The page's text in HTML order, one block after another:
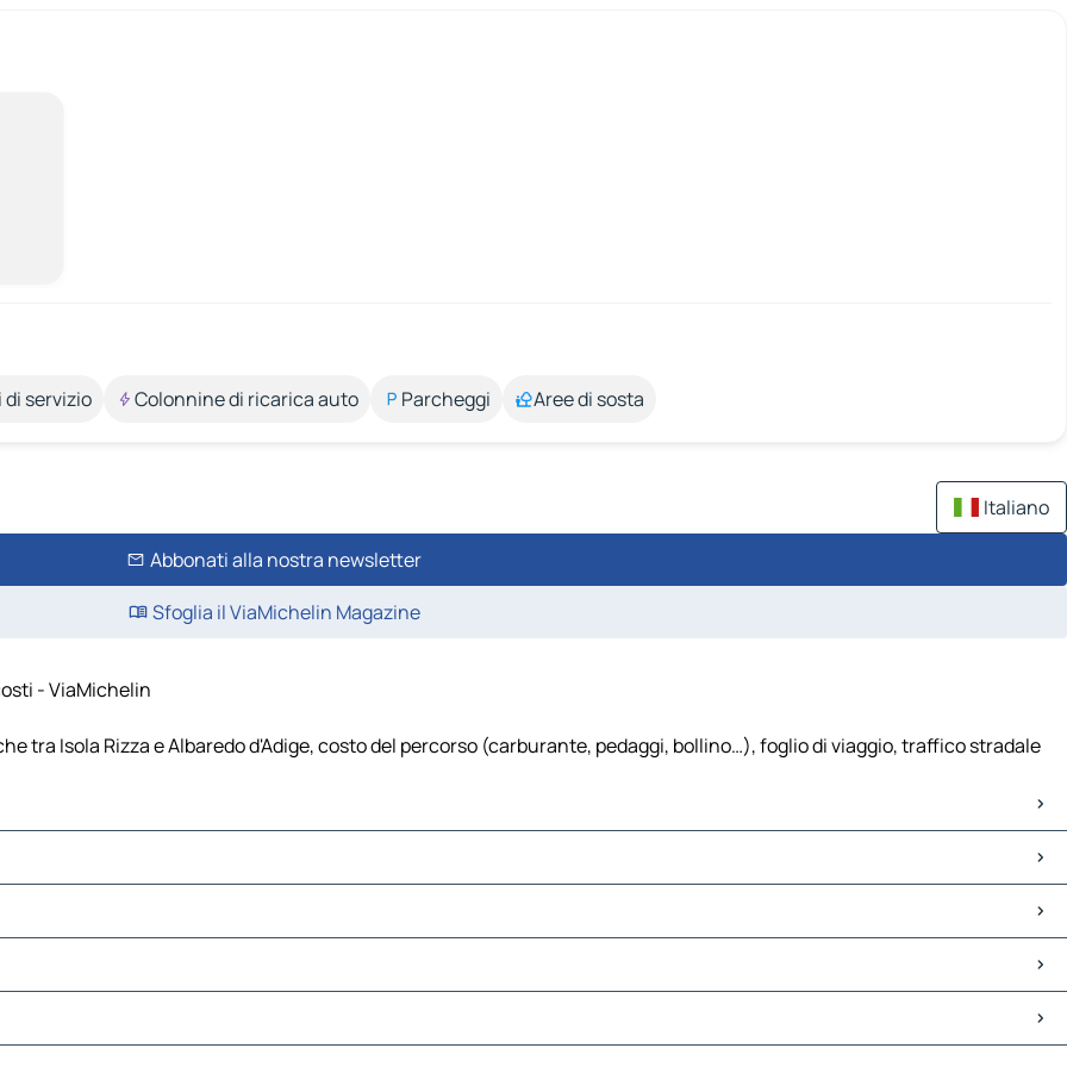
servizio Colonnine di ricarica auto Parcheggi Aree di sosta
Italiano
Abbonati alla nostra newsletter
Sfoglia il ViaMichelin Magazine
- ViaMichelin
tra Isola Rizza e Albaredo d'Adige, costo del percorso (carburante, pedaggi, bollino…), foglio di viaggio, traffico stradale